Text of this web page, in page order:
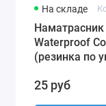
На складе
Waterproof
(резинка по
25 руб